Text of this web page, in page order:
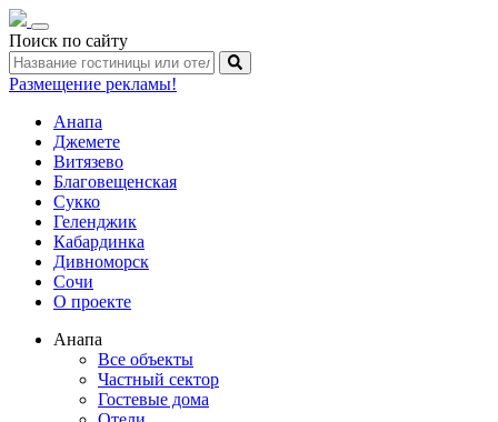
Toggle
navigation
Поиск по сайту
Размещение рекламы!
Анапа
Джемете
Витязево
Благовещенская
Сукко
Геленджик
Кабардинка
Дивноморск
Сочи
О проекте
Анапа
Все объекты
Частный сектор
Гостевые дома